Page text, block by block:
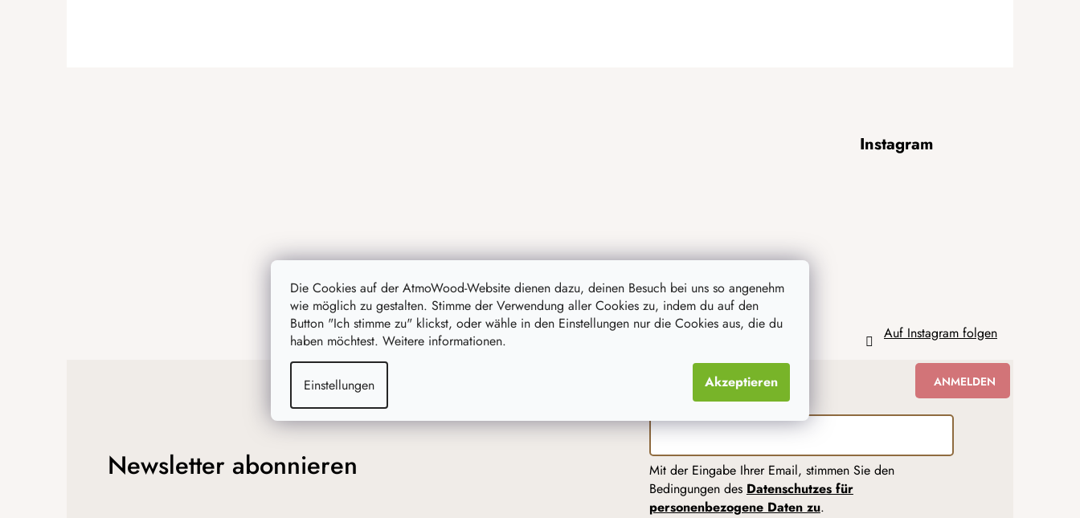
Die Cookies auf der AtmoWood-Website dienen dazu, deinen Besuch bei uns so angenehm
wie möglich zu gestalten. Stimme der Verwendung aller Cookies zu, indem du auf den
Button "Ich stimme zu" klickst, oder wähle in den Einstellungen nur die Cookies aus, die du
haben möchtest. Weitere informationen.
Einstellungen Akzeptieren
Instagram
Auf Instagram folgen
Newsletter abonnieren
Mit der Eingabe Ihrer Email, stimmen Sie den
Bedingungen des Datenschutzes für
personenbezogene Daten zu.
ANMELDEN